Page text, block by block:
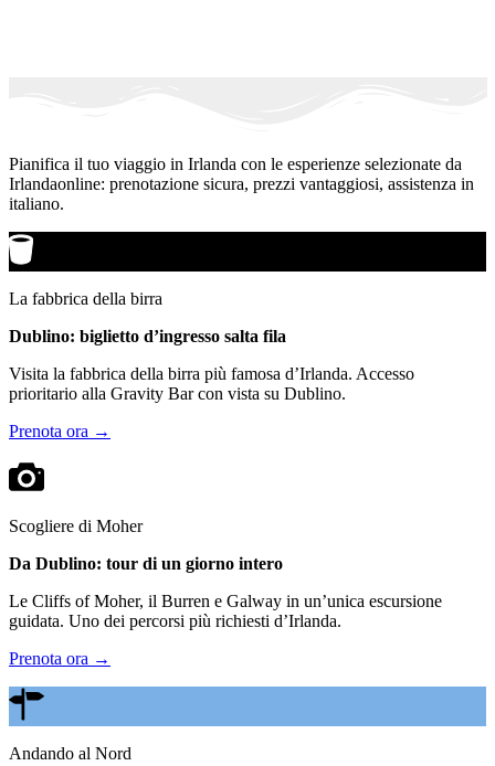
Pianifica il tuo viaggio in Irlanda con le esperienze selezionate da
Irlandaonline: prenotazione sicura, prezzi vantaggiosi, assistenza in
italiano.
La fabbrica della birra
Dublino: biglietto d’ingresso salta fila
Visita la fabbrica della birra più famosa d’Irlanda. Accesso
prioritario alla Gravity Bar con vista su Dublino.
Prenota ora →
Scogliere di Moher
Da Dublino: tour di un giorno intero
Le Cliffs of Moher, il Burren e Galway in un’unica escursione
guidata. Uno dei percorsi più richiesti d’Irlanda.
Prenota ora →
Andando al Nord